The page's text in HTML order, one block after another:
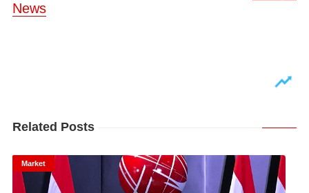
News
Related Posts
Market